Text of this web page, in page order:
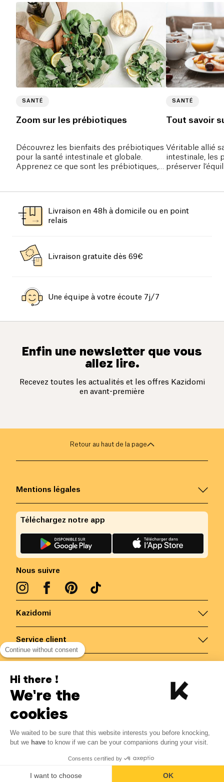
SANTÉ
Zoom sur les prébiotiques
Découvrez les bienfaits des prébiotiques
pour la santé intestinale et globale.
Apprenez ce que sont les prébiotiques,
alimentation pour soutenir votre
microbiote et renforcer votre système
immunitaire.
SANTÉ
Tout savoir
Véritable allié
intestinale, les
préserver
Livraison en 48h à domicile ou en point
relais
Livraison gratuite dès 69€
Une équipe à votre écoute 7j/7
Enfin une newsletter que vous
allez lire.
Recevez toutes les actualités et les offres Kazidomi
en avant-première
40.00€ 34.00€ -15% ?
Economisez 6.00 € avec K+
Ajouter au panier
Retour au haut de la page
Kazidomi
Service client
Mentions légales
Nous suivre
Téléchargez notre app
Belgique/FR
Tous droits réservés
Continue without consent
Hi there !
We're the
cookies
We waited to be sure that this website interests you before knocking,
but we have to know if we can be your companions during your visit.
Consents certified by
I want to choose OK